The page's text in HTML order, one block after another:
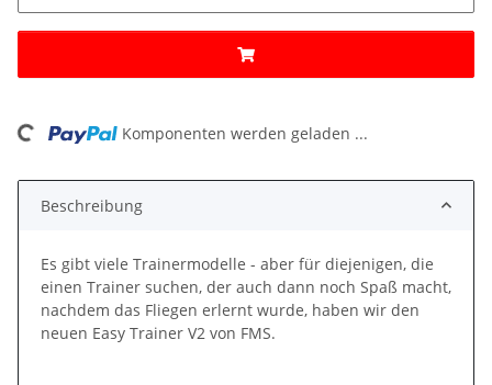
Komponenten werden geladen ...
Beschreibung
Es gibt viele Trainermodelle - aber für diejenigen, die
einen Trainer suchen, der auch dann noch Spaß macht,
nachdem das Fliegen erlernt wurde, haben wir den
neuen Easy Trainer V2 von FMS.